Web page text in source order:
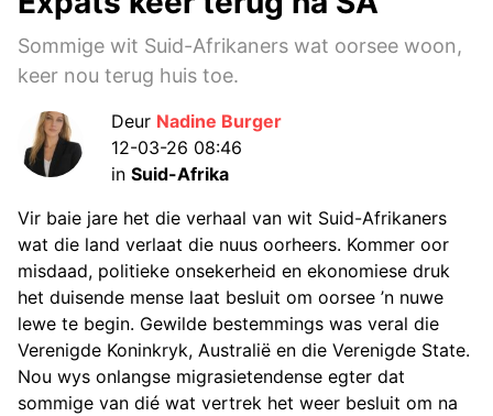
Sommige wit Suid-Afrikaners wat oorsee woon,
keer nou terug huis toe.
Deur Nadine Burger
12-03-26 08:46
in Suid-Afrika
Vir baie jare het die verhaal van wit Suid-Afrikaners
wat die land verlaat die nuus oorheers. Kommer oor
misdaad, politieke onsekerheid en ekonomiese druk
het duisende mense laat besluit om oorsee ’n nuwe
lewe te begin. Gewilde bestemmings was veral die
Verenigde Koninkryk, Australië en die Verenigde State.
Nou wys onlangse migrasietendense egter dat
sommige van dié wat vertrek het weer besluit om na